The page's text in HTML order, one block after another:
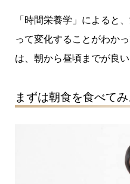
「時間栄養学」によると
って変化することがわか
は、朝から昼頃までが良
まずは朝食を食べてみ